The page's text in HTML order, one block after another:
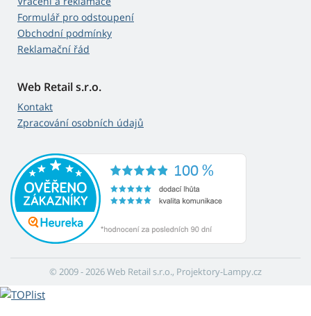
Formulář pro odstoupení
Obchodní podmínky
Reklamační řád
Web Retail s.r.o.
Kontakt
Zpracování osobních údajů
© 2009 - 2026 Web Retail s.r.o., Projektory-Lampy.cz